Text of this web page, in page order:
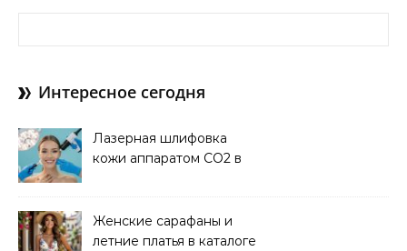
Интересное сегодня
Лазерная шлифовка
кожи аппаратом CO2 в
Женские сарафаны и
летние платья в каталоге